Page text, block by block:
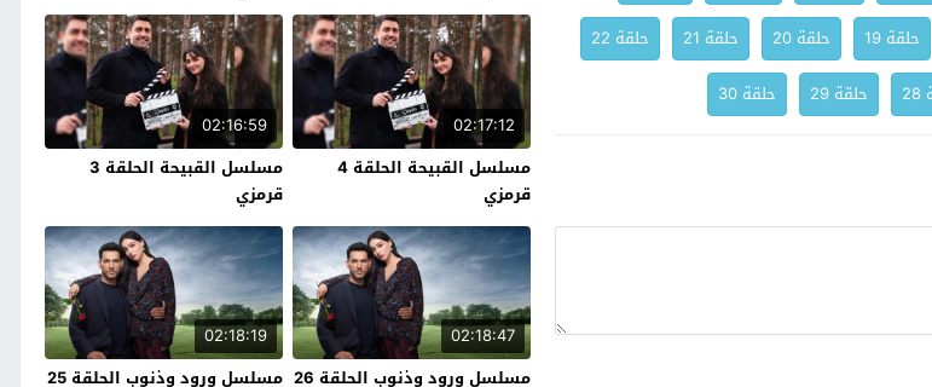
حلقة 19 حلقة 20 حلقة 21
حلقة 22
حلقة 29 حلقة 30
02:17:12
مسلسل القبيحة الحلقة 4
قرمزي
02:16:59
مسلسل القبيحة الحلقة 3
قرمزي
02:18:47
مسلسل ورود وذنوب الحلقة 26
02:18:19
مسلسل ورود وذنوب الحلقة 25